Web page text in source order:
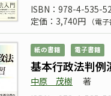
ISBN：978-4-535-
定価：3,740円
（電
紙の書籍 電子書籍
基本行政法判例
中原 茂樹
著